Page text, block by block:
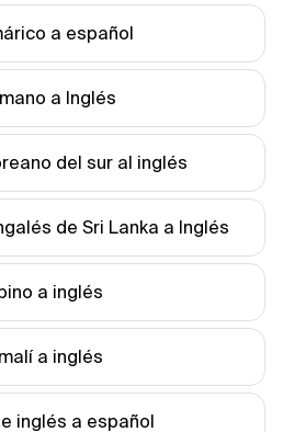
a español
a Inglés
del sur al inglés
de Sri Lanka a Inglés
a inglés
a inglés
inglés a español